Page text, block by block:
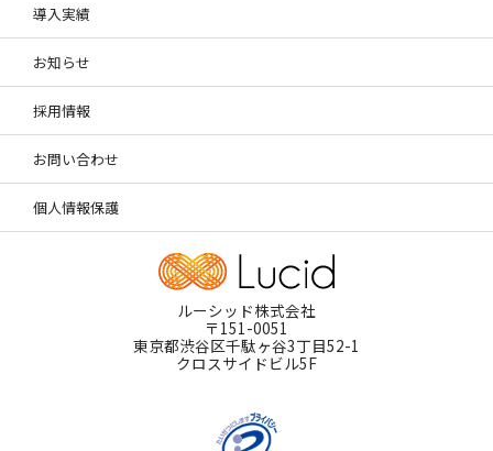
導入実績
お知らせ
採用情報
お問い合わせ
個人情報保護
ルーシッド株式会社
〒151-0051
東京都渋谷区千駄ヶ谷3丁目52-1
クロスサイドビル5F